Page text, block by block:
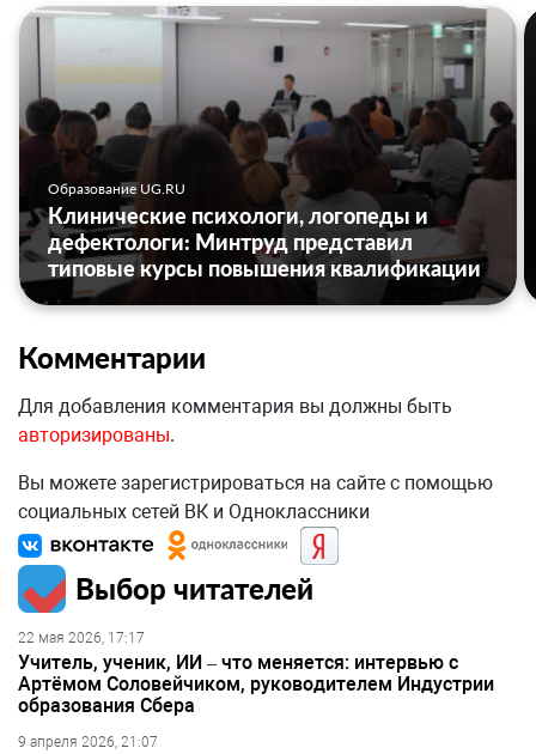
Образование UG.RU
Клинические психологи, логопеды и
дефектологи: Минтруд представил
типовые курсы повышения квалификации
Комментарии
Для добавления комментария вы должны быть
авторизированы.
Вы можете зарегистрироваться на сайте с помощью
социальных сетей ВК и Одноклассники
Выбор читателей
22 мая 2026, 17:17
Учитель, ученик, ИИ – что меняется: интервью с
Артёмом Соловейчиком, руководителем Индустрии
образования Сбера
9 апреля 2026, 21:07